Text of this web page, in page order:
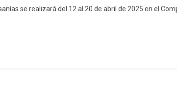
se realizará del 12 al 20 de abril de 2025 en el